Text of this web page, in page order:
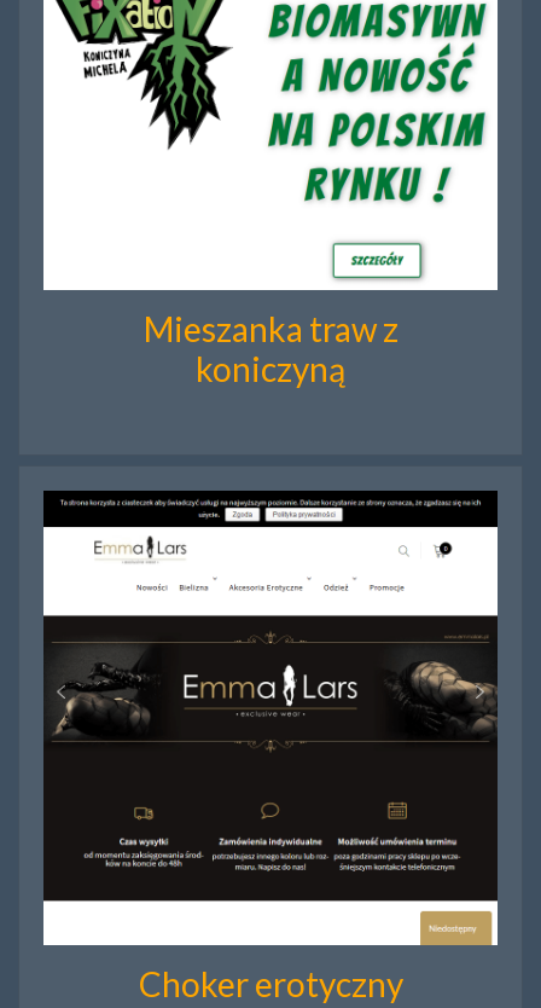
Mieszanka traw z
koniczyną
Choker erotyczny